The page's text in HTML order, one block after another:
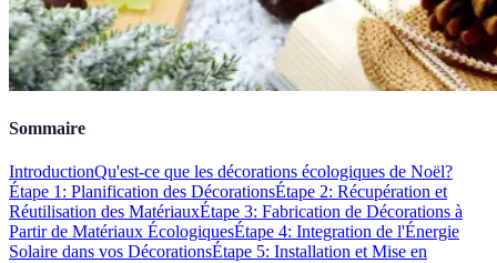
Sommaire
IntroductionQu'est-ce que les décorations écologiques de Noël?
Étape 1: Planification des DécorationsÉtape 2: Récupération et
Réutilisation des MatériauxÉtape 3: Fabrication de Décorations à
Partir de Matériaux ÉcologiquesÉtape 4: Integration de l'Énergie
Solaire dans vos DécorationsÉtape 5: Installation et Mise en